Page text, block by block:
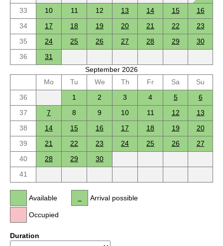
33
10 11 12 13 14 15
16
34
17 18 19 20 21 22
23
35
24 25 26 27 28 29
30
36
31
September 2026
Mo
Tu We Th Fr Sa
Su
36
1 2 3 4 5
6
37
7 8 9 10 11 12
13
38
14 15 16 17 18 19
20
39
21 22 23 24 25 26
27
40
28 29
30
41
Available
Occupied
Arrival possible
Duration